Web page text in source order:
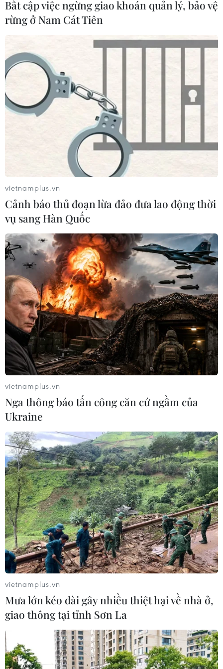
Cách ly ca bệnh viêm màng mủ do vi
khuẩn não mô cầu
23/04/2018 10:32
Bệnh nhân vào viện trong tình trạng sốt cao, đau đầu,
buồn nôn và nôn nhiều, xuất hiện chấm xuất huyết ở
chân và thân mình. Đặc biệt bệnh nhân đã có dấu hiệu
của rối loạn ý thức, kích thích vật vã.
Cảnh báo về sốt rét kháng thuốc từ người
đi lao động ở Lào, Campuchia
24/04/2018 07:25
Phó giáo sư Trần Thanh Dương, Viện trưởng Viện Sốt rét-
Ký sinh trùng-Côn trùng Trung ương cho biết, năm 2017,
cả nước ghi nhận hơn 8.400 trường hợp mắc bệnh sốt
rét, 6 trường hợp tử vong.
Gắp thành công chiếc đũa dài 12cm trong
dương vật một bệnh nhân
24/04/2018 06:56
Bất cập việc ngừng giao khoán quản lý, bảo vệ
rừng ở Nam Cát Tiên
vietnamplus.vn
Cảnh báo thủ đoạn lừa đảo đưa lao động thời
vụ sang Hàn Quốc
vietnamplus.vn
Nga thông báo tấn công căn cứ ngầm của
Ukraine
vietnamplus.vn
Mưa lớn kéo dài gây nhiều thiệt hại về nhà ở,
giao thông tại tỉnh Sơn La